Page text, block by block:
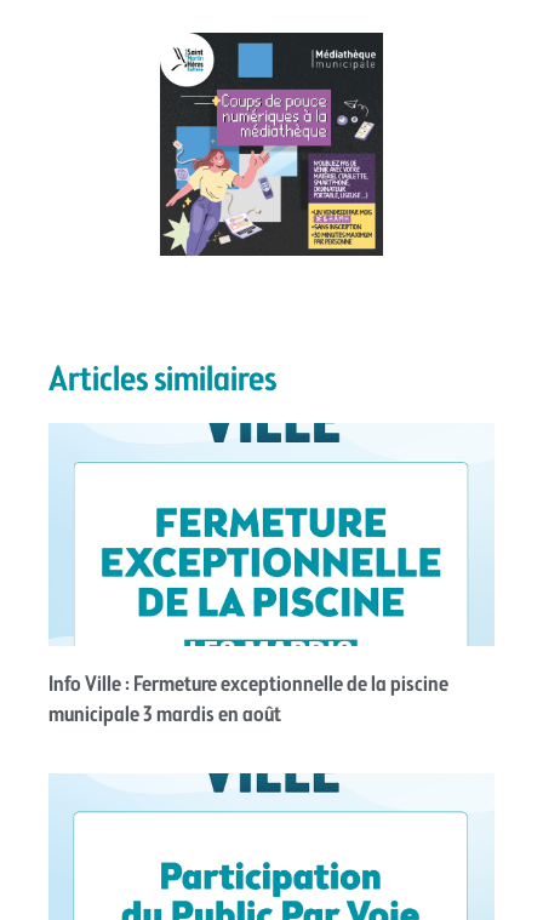
Articles similaires
Info Ville : Fermeture exceptionnelle de la piscine
municipale 3 mardis en août